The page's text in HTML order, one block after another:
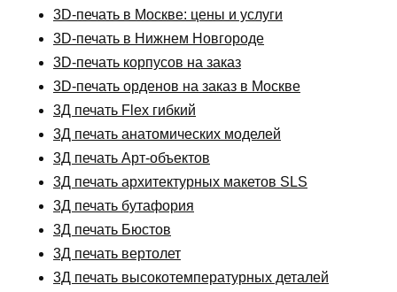
3D-печать в Москве: цены и услуги
3D-печать в Нижнем Новгороде
3D-печать корпусов на заказ
3D-печать орденов на заказ в Москве
3Д печать Flex гибкий
3Д печать анатомических моделей
3Д печать Арт-объектов
3Д печать архитектурных макетов SLS
3Д печать бутафория
3Д печать Бюстов
3Д печать вертолет
3Д печать высокотемпературных деталей